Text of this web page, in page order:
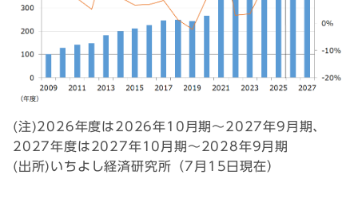
(注)2026年度は2026年10月期～2027年9月期、
2027年度は2027年10月期～2028年9月期
(出所)いちよし経済研究所（7月15日現在）